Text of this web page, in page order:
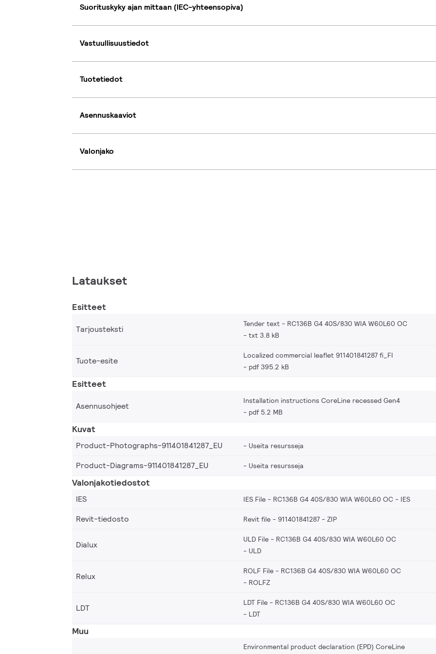
Suorituskyky ajan mittaan (IEC-yhteensopiva)
Vastuullisuustiedot
Tuotetiedot
Asennuskaaviot
Valonjako
Lataukset
Esitteet
Tarjousteksti
Tender text - RC136B G4 40S/830 WIA W60L60 OC
txt 3.8 kB
Tuote-esite
Localized commercial leaflet 911401841287 fi_FI
pdf 395.2 kB
Esitteet
Asennusohjeet
Installation instructions CoreLine recessed Gen4
pdf 5.2 MB
Kuvat
Product-Photographs-911401841287_EU Useita resursseja
Product-Diagrams-911401841287_EU
Useita resursseja
Valonjakotiedostot
IES IES File - RC136B G4 40S/830 WIA W60L60 OC IES
Revit-tiedosto
Revit file - 911401841287 ZIP
Dialux
ULD File - RC136B G4 40S/830 WIA W60L60 OC
ULD
Relux
ROLF File - RC136B G4 40S/830 WIA W60L60 OC
ROLFZ
LDT
LDT File - RC136B G4 40S/830 WIA W60L60 OC
LDT
Muu
Environmental product declaration (EPD) CoreLine